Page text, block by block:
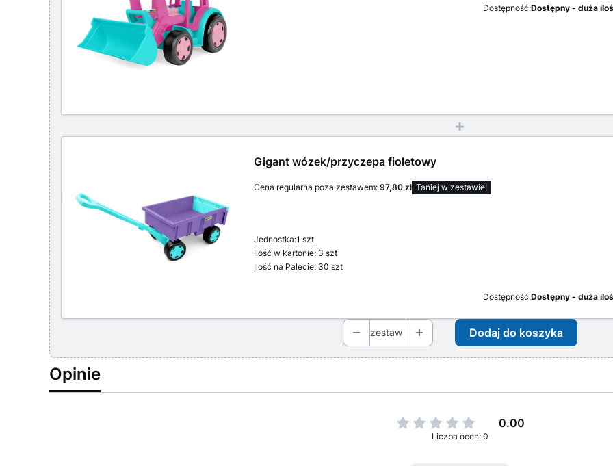
Dostępność:Dostępny - duża
+
Gigant wózek/przyczepa fioletowy
Cena regularna poza zestawem: 97,80 zł Taniej w zestawie!
Jednostka:1 szt
Ilość w kartonie: 3 szt
Ilość na Palecie: 30 szt
Dostępność:Dostępny - duża
zestaw Dodaj do koszyka
Opinie
0.00
Liczba ocen: 0